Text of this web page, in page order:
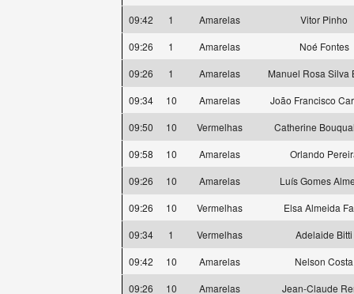
09:42
1 Amarelas
Vitor Pinho
09:26
1 Amarelas
Noé Fontes
09:26
1 Amarelas
Manuel Rosa Silva
09:34
10 Amarelas
João Francisco
09:50
10 Vermelhas
Catherine
09:58
10 Amarelas
Orlando
09:26
10 Amarelas
Luís Gomes
09:26
10 Vermelhas
Elsa Almeida
09:34
1 Vermelhas
Adelaide Bitti
09:42
10 Amarelas
Nelson Costa
09:26
10 Amarelas Jean-Claude